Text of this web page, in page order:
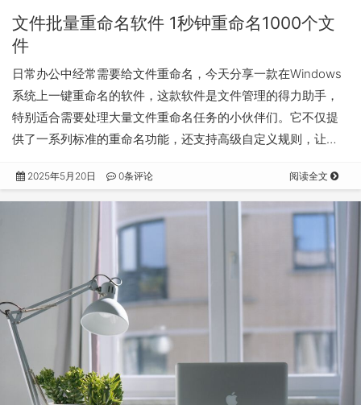
文件批量重命名软件 1秒钟重命名1000个文
件
日常办公中经常需要给文件重命名，今天分享一款在Windows
系统上一键重命名的软件，这款软件是文件管理的得力助手，
特别适合需要处理大量文件重命名任务的小伙伴们。它不仅提
供了一系列标准的重命名功能，还支持高级自定义规则，让…
2025年5月20日 0条评论 阅读全文